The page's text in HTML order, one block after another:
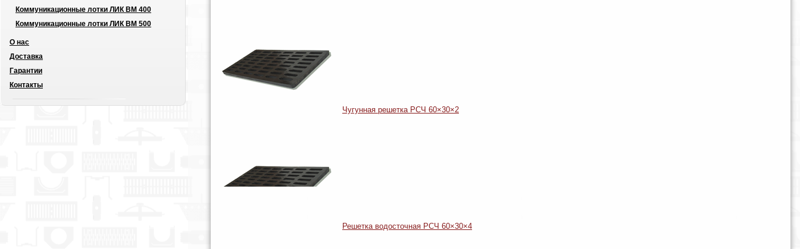
Коммуникационные лотки ЛИК ВМ 400
Коммуникационные лотки ЛИК ВМ 500
О нас
Доставка
Гарантии
Контакты
Чугунная решетка РСЧ 60×30×2
Решетка водосточная РСЧ 60×30×4